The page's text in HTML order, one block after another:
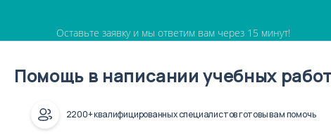
Оставьте заявку и мы ответим вам через 15 минут!
Помощь в написании учебных
2200+ квалифицированных специалистов готовы вам помочь